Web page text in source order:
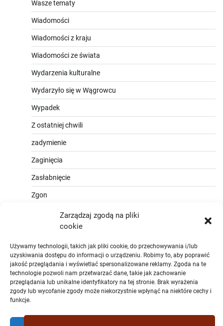
Zarządzaj zgodą na pliki
cookie
Używamy technologii, takich jak pliki cookie, do przechowywania i/lub
uzyskiwania dostępu do informacji o urządzeniu. Robimy to, aby poprawić
jakość przeglądania i wyświetlać spersonalizowane reklamy. Zgoda na te
technologie pozwoli nam przetwarzać dane, takie jak zachowanie
przeglądania lub unikalne identyfikatory na tej stronie. Brak wyrażenia
zgody lub wycofanie zgody może niekorzystnie wpłynąć na niektóre cechy i
funkcje.
Wasze tematy
Wiadomości
Wiadomości z kraju
Wiadomości ze świata
Wydarzenia kulturalne
Wydarzyło się w Wągrowcu
Wypadek
Z ostatniej chwili
zadymienie
Zaginięcia
Zasłabnięcie
Zgon